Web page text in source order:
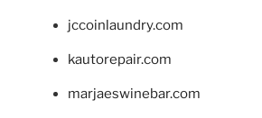
jccoinlaundry.com
kautorepair.com
marjaeswinebar.com